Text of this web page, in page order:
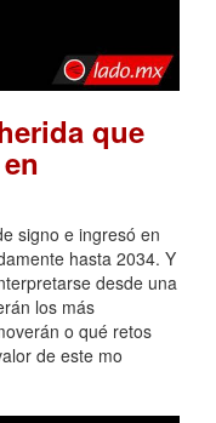
que
signo e ingresó en
hasta 2034. Y
desde una
los más
o qué retos
de este mo